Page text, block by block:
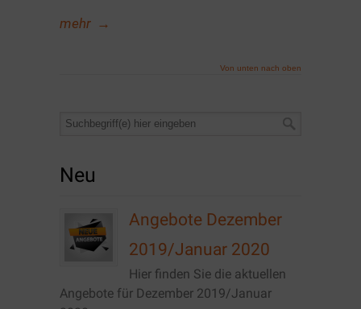
mehr →
Von unten nach oben
Neu
Angebote Dezember
2019/Januar 2020
Hier finden Sie die aktuellen
Angebote für Dezember 2019/Januar